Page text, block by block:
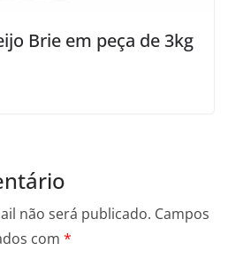
Brie em peça de 3kg
não será publicado. Campos
com *